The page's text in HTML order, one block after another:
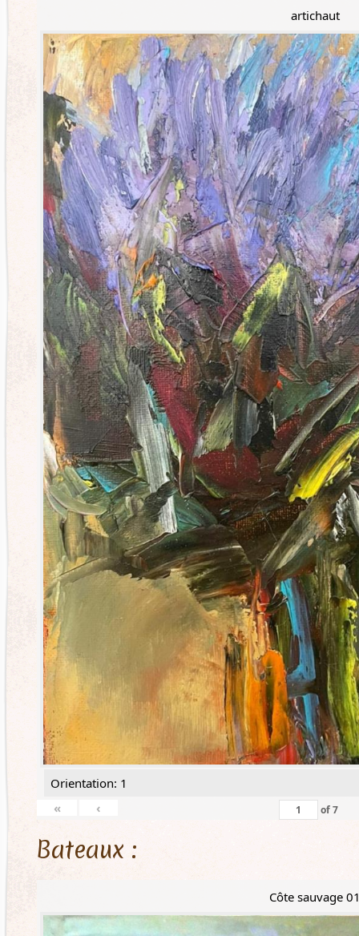
artichaut
Orientation: 1
«
‹ of7
Bateaux :
Côte sauvage